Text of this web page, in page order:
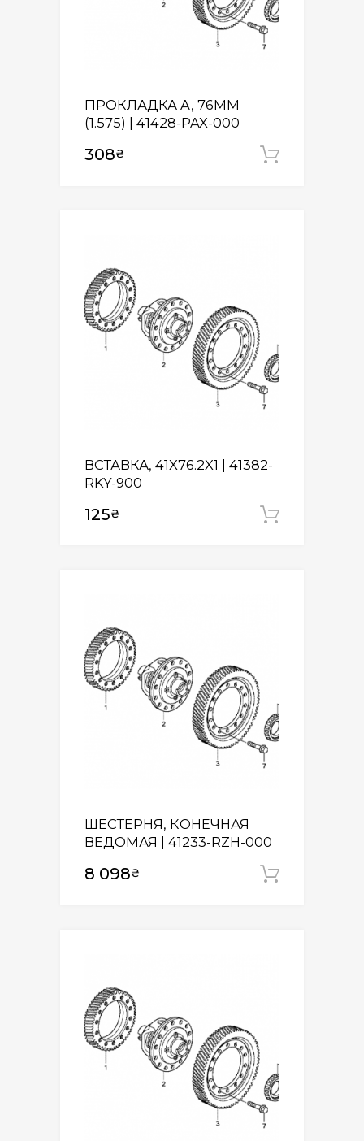
ПРОКЛАДКА A, 76MM
(1.575) | 41428-PAX-000
308₴
ВСТАВКА, 41X76.2X1 | 41382-
RKY-900
125₴
ШЕСТЕРНЯ, КОНЕЧНАЯ
ВЕДОМАЯ | 41233-RZH-000
8 098₴